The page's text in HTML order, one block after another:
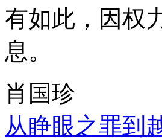
有如此，因权
息。
肖国珍
从睁眼之罪到